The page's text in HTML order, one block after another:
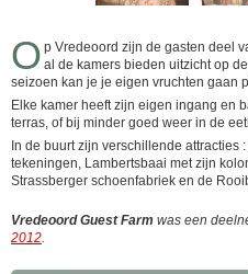
O p Vredeoord zijn de gasten deel
al de kamers bieden uitzicht op
seizoen kan je je eigen vruchten gaan
Elke kamer heeft zijn eigen ingang en
terras, of bij minder goed weer in de
In de buurt zijn verschillende attracties
tekeningen, Lambertsbaai met zijn
Strassberger schoenfabriek en de
Vredeoord Guest Farm was een
2012.